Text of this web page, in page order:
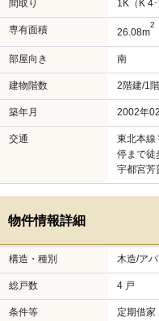
間取り 1K（K 4･
専有面積 26.08m
2
部屋向き 南
建物階数 2階建/1階
築年月 2002年
交通
東北本線
停まで徒
宇都宮芳
物件情報詳細
構造・種別 木造/アパ
総戸数 4 戸
条件等
定期借家